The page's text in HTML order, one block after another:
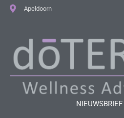
Apeldoorn
NIEUWSBRIEF